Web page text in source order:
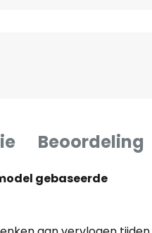
Beoordeling
gebaseerde